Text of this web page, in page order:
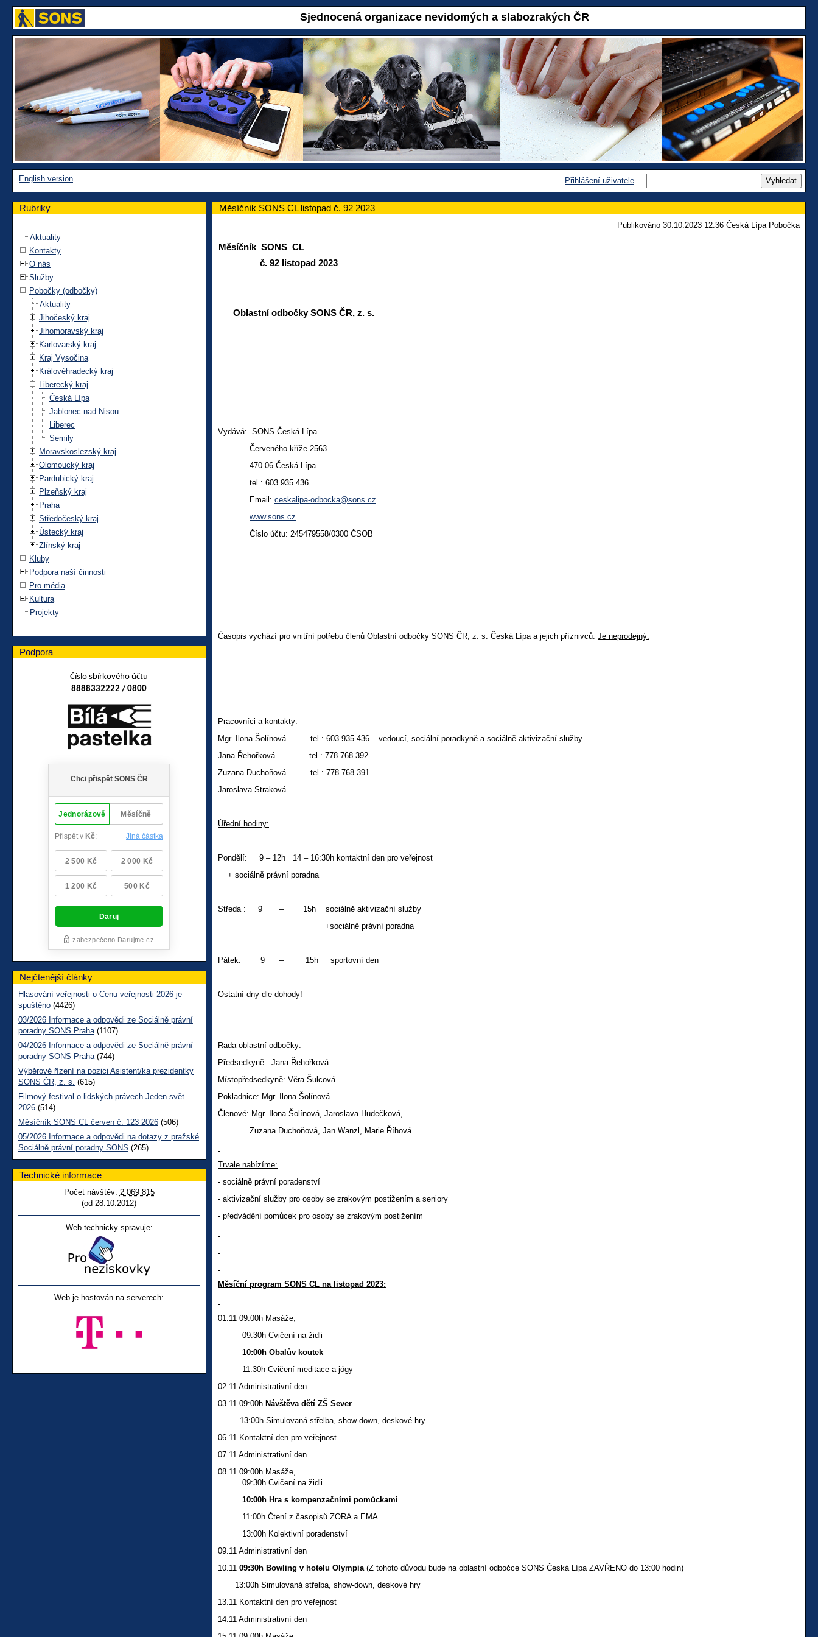
Sjednocená organizace nevidomých a slabozrakých ČR
English version Přihlášení uživatele
Rubriky
Aktuality
Kontakty
O nás
Služby
Pobočky (odbočky)
Aktuality
Jihočeský kraj
Jihomoravský kraj
Karlovarský kraj
Kraj Vysočina
Královéhradecký kraj
Liberecký kraj
Česká Lípa
Jablonec nad Nisou
Liberec
Semily
Moravskoslezský kraj
Olomoucký kraj
Pardubický kraj
Plzeňský kraj
Praha
Středočeský kraj
Ústecký kraj
Zlínský kraj
Kluby
Podpora naší činnosti
Pro média
Kultura
Projekty
Měsíčník SONS CL listopad č. 92 2023
Publikováno 30.10.2023 12:36 Česká Lípa Pobočka
Měsíčník SONS CL
č. 92 listopad 2023
Oblastní odbočky SONS ČR, z. s.
Vydává: SONS Česká Lípa
Červeného kříže 2563
470 06 Česká Lípa
tel.: 603 935 436
Email: ceskalipa-odbocka@sons.cz
www.sons.cz
Číslo účtu: 245479558/0300 ČSOB
Časopis vychází pro vnitřní potřebu členů Oblastní odbočky SONS ČR, z. s. Česká Lípa a jejich příznivců. Je neprodejný.
Pracovníci a kontakty:
Mgr. Ilona Šolínová tel.: 603 935 436 – vedoucí, sociální poradkyně a sociálně aktivizační služby
Jana Řehořková tel.: 778 768 392
Zuzana Duchoňová tel.: 778 768 391
Jaroslava Straková
Úřední hodiny:
Pondělí: 9 – 12h 14 – 16:30h kontaktní den pro veřejnost
+ sociálně právní poradna
Středa : 9 – 15h sociálně aktivizační služby
+sociálně právní poradna
Pátek: 9 – 15h sportovní den
Ostatní dny dle dohody!
Rada oblastní odbočky:
Předsedkyně: Jana Řehořková
Místopředsedkyně: Věra Šulcová
Pokladnice: Mgr. Ilona Šolínová
Členové: Mgr. Ilona Šolínová, Jaroslava Hudečková,
Zuzana Duchoňová, Jan Wanzl, Marie Říhová
Trvale nabízíme:
- sociálně právní poradenství
- aktivizační služby pro osoby se zrakovým postižením a seniory
- předvádění pomůcek pro osoby se zrakovým postižením
Měsíční program SONS CL na listopad 2023:
01.11 09:00h Masáže,
09:30h Cvičení na židli
10:00h Obalův koutek
11:30h Cvičení meditace a jógy
02.11 Administrativní den
03.11 09:00h Návštěva dětí ZŠ Sever
13:00h Simulovaná střelba, show-down, deskové hry
06.11 Kontaktní den pro veřejnost
07.11 Administrativní den
08.11 09:00h Masáže,
09:30h Cvičení na židli
10:00h Hra s kompenzačními pomůckami
11:00h Čtení z časopisů ZORA a EMA
13:00h Kolektivní poradenství
09.11 Administrativní den
10.11 09:30h Bowling v hotelu Olympia (Z tohoto důvodu bude na oblastní odbočce SONS Česká Lípa ZAVŘENO do 13:00 hodin)
13:00h Simulovaná střelba, show-down, deskové hry
13.11 Kontaktní den pro veřejnost
14.11 Administrativní den
Podpora
Číslo sbírkového účtu
8888332222 / 0800
Nejčtenější články
Hlasování veřejnosti o Cenu veřejnosti 2026 je
spuštěno (4426)
03/2026 Informace a odpovědi ze Sociálně právní
poradny SONS Praha (1107)
04/2026 Informace a odpovědi ze Sociálně právní
poradny SONS Praha (744)
Výběrové řízení na pozici Asistent/ka prezidentky
SONS ČR, z. s. (615)
Filmový festival o lidských právech Jeden svět
2026 (514)
Měsíčník SONS CL červen č. 123 2026 (506)
05/2026 Informace a odpovědi na dotazy z pražské
Sociálně právní poradny SONS (265)
Technické informace
Počet návštěv: 2 069 815
(od 28.10.2012)
Web technicky spravuje:
Web je hostován na serverech: